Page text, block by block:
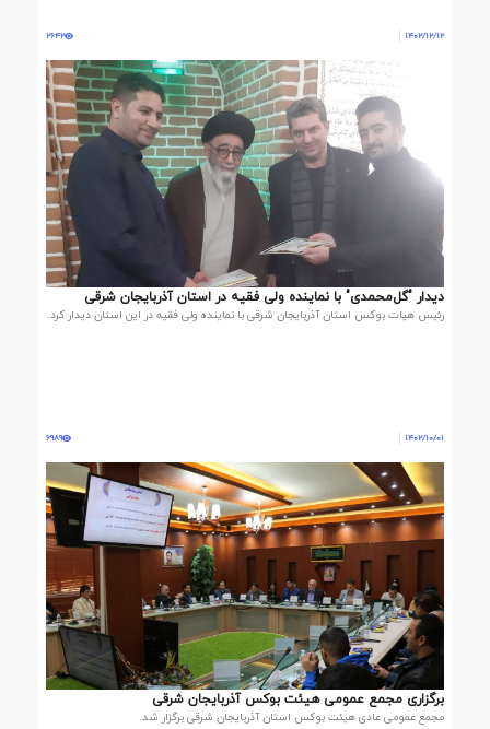
1402/12/12
2642
دیدار "گل‌محمدی" با نماینده ولی فقیه در استان آذربایجان شرقی
رئیس هیات بوکس استان آذربایجان شرقی با نماینده ولی فقیه در این استان دیدار کرد.
1402/10/01
6989
برگزاری مجمع عمومی هیئت بوکس آذربایجان شرقی
مجمع عمومی عادی هیئت بوکس استان آذربایجان شرقی برگزار شد.